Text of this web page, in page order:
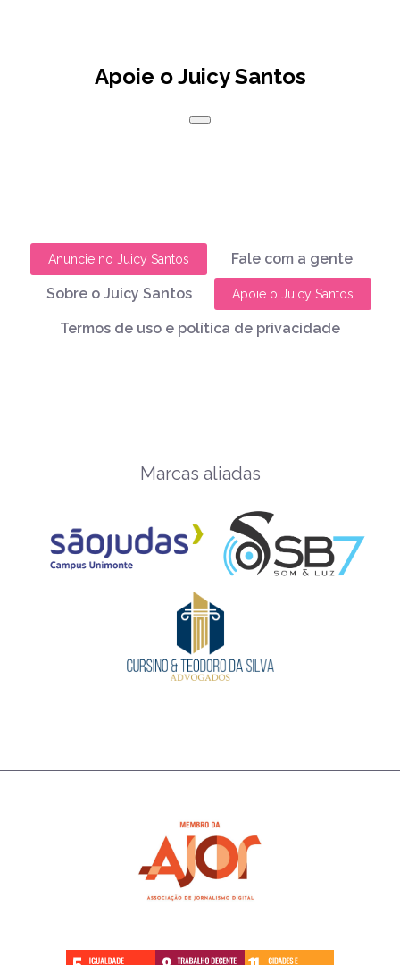
Apoie o Juicy Santos
Anuncie no Juicy Santos Fale com a gente
Sobre o Juicy Santos Apoie o Juicy Santos
Termos de uso e política de privacidade
Marcas aliadas